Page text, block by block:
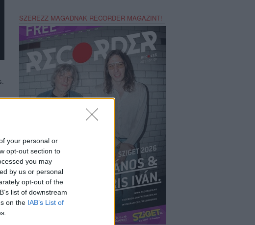
your personal or
opt-out section to
you may
by us or personal
opt-out of the
list of downstream
on the IAB’s List of
SZEREZZ MAGADNAK RECORDER MAGAZINT!